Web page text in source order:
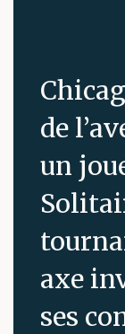
de
un
axe
ses